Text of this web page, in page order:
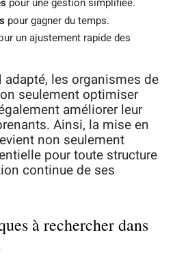
pour gagner du temps.
un ajustement rapide des
adapté, les organismes de
seulement optimiser
améliorer leur
Ainsi, la mise en
non seulement
pour toute structure
continue de ses
à rechercher dans